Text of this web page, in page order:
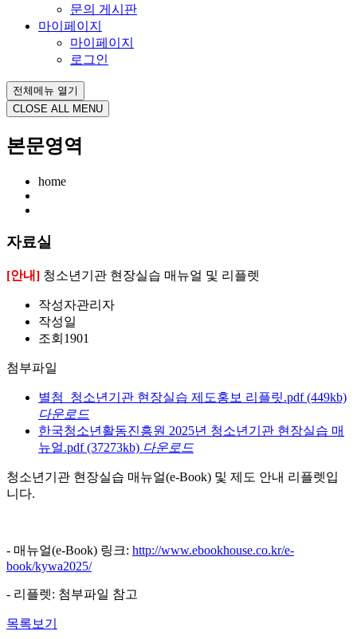
문의 게시판
마이페이지
마이페이지
로그인
전체메뉴 열기
CLOSE ALL MENU
본문영역
home
자료실
[안내] 청소년기관 현장실습 매뉴얼 및 리플렛
작성자관리자
작성일
조회 1901
첨부파일
별첨_청소년기관 현장실습 제도홍보 리플릿.pdf (449kb)
다운로드
한국청소년활동진흥원 2025년 청소년기관 현장실습 매
뉴얼.pdf (37273kb) 다운로드
청소년기관 현장실습 매뉴얼(e-Book) 및 제도 안내 리플렛입
니다.
- 매뉴얼(e-Book) 링크: http://www.ebookhouse.co.kr/e-
book/kywa2025/
- 리플렛: 첨부파일 참고
목록보기